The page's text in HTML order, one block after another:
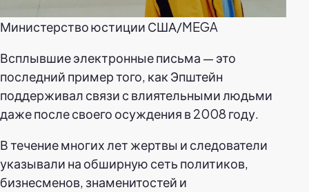
Министерство юстиции США/MEGA
Всплывшие электронные письма — это
последний пример того, как Эпштейн
поддерживал связи с влиятельными людьми
даже после своего осуждения в 2008 году.
В течение многих лет жертвы и следователи
указывали на обширную сеть политиков,
бизнесменов, знаменитостей и